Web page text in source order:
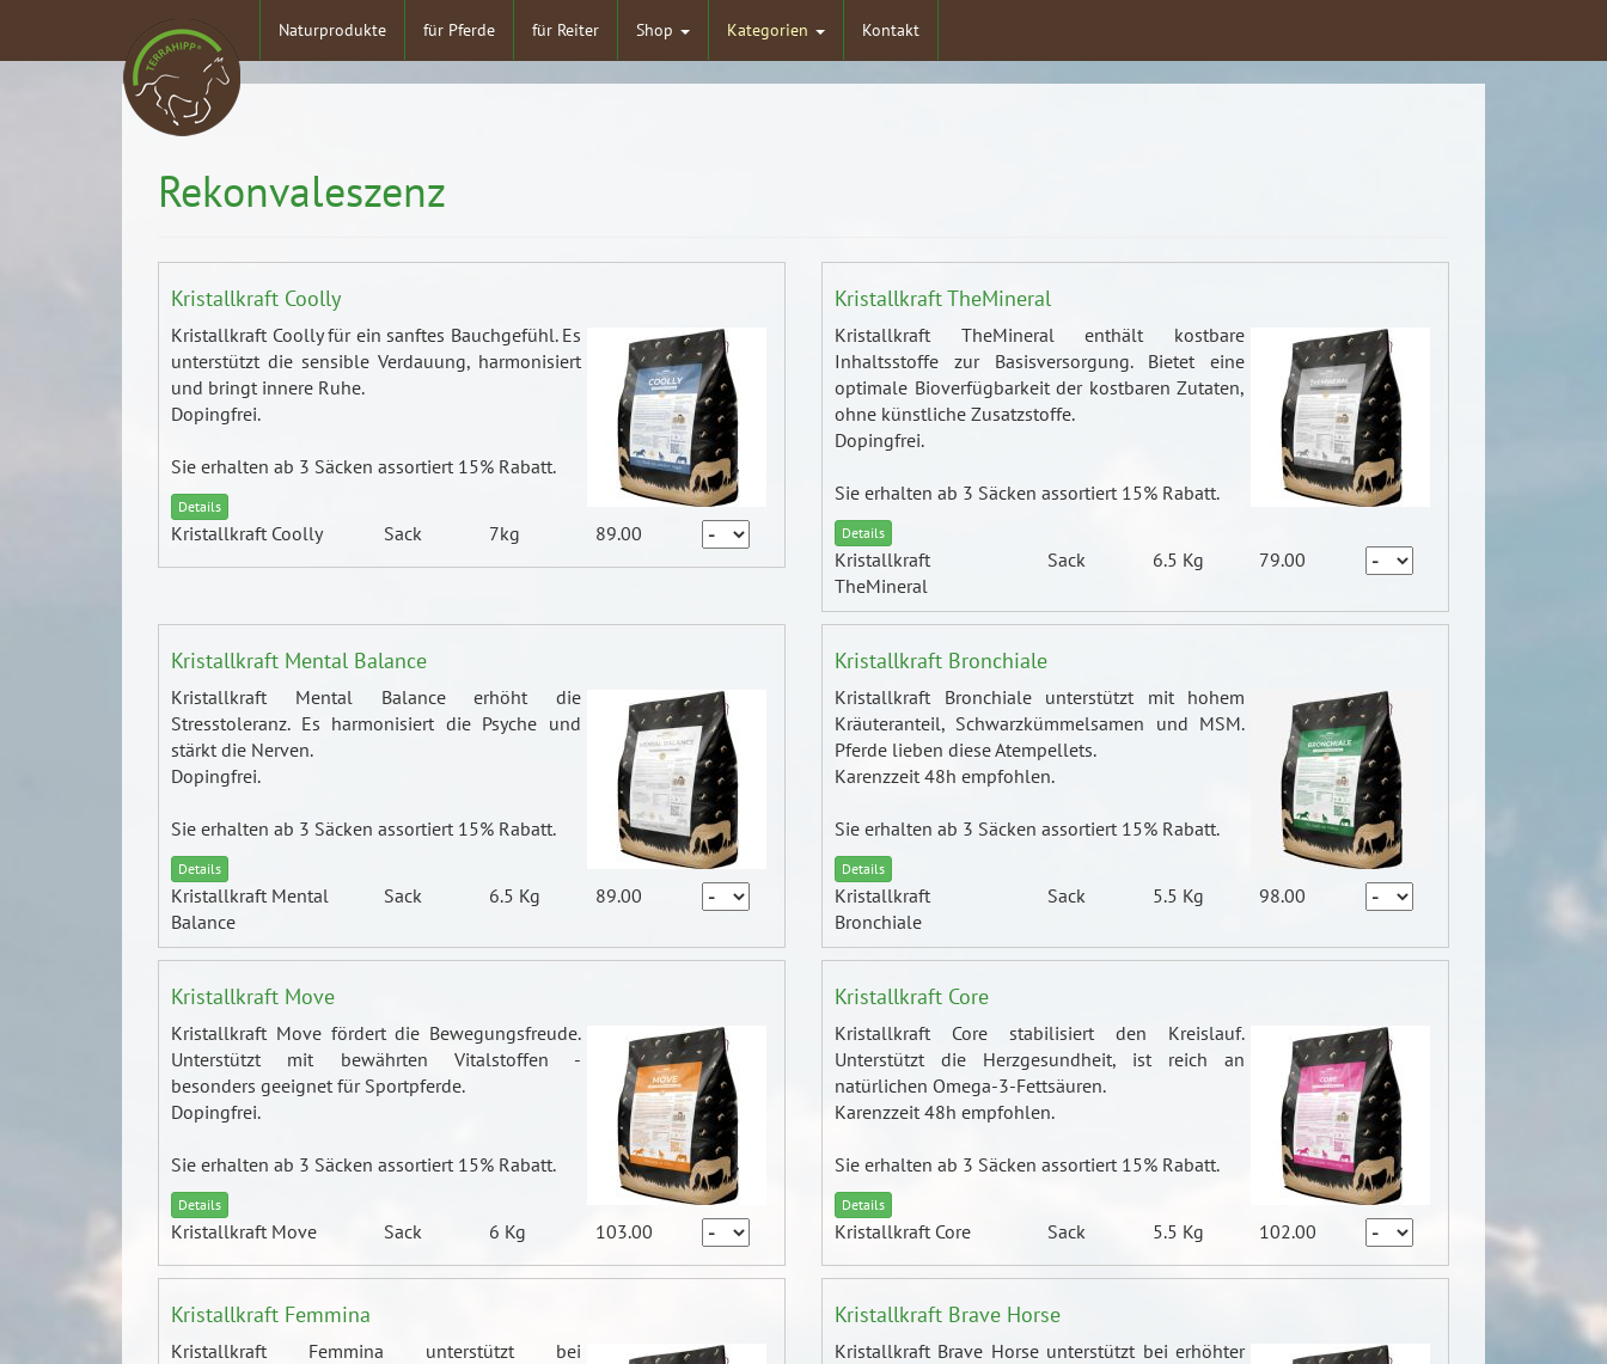
Naturprodukte für Pferde für Reiter Shop Kategorien Kontakt
Rekonvaleszenz
Kristallkraft Coolly
Kristallkraft Coolly für ein sanftes Bauchgefühl. Es
unterstützt die sensible Verdauung, harmonisiert
und bringt innere Ruhe.
Dopingfrei.
Sie erhalten ab 3 Säcken assortiert 15% Rabatt.
Details
Kristallkraft Coolly Sack 7kg 89.00
Kristallkraft TheMineral
Kristallkraft TheMineral enthält kostbare
Inhaltsstoffe zur Basisversorgung. Bietet eine
optimale Bioverfügbarkeit der kostbaren Zutaten,
ohne künstliche Zusatzstoffe.
Dopingfrei.
Sie erhalten ab 3 Säcken assortiert 15% Rabatt.
Details
Kristallkraft
TheMineral
Sack 6.5 Kg 79.00
Kristallkraft Mental Balance
Kristallkraft Mental Balance erhöht die
Stresstoleranz. Es harmonisiert die Psyche und
stärkt die Nerven.
Dopingfrei.
Sie erhalten ab 3 Säcken assortiert 15% Rabatt.
Details
Kristallkraft Mental
Balance
Sack 6.5 Kg 89.00
Kristallkraft Bronchiale
Kristallkraft Bronchiale unterstützt mit hohem
Kräuteranteil, Schwarzkümmelsamen und MSM.
Pferde lieben diese Atempellets.
Karenzzeit 48h empfohlen.
Sie erhalten ab 3 Säcken assortiert 15% Rabatt.
Details
Kristallkraft
Bronchiale
Sack 5.5 Kg 98.00
Kristallkraft Move
Kristallkraft Move fördert die Bewegungsfreude.
Unterstützt mit bewährten Vitalstoffen -
besonders geeignet für Sportpferde.
Dopingfrei.
Sie erhalten ab 3 Säcken assortiert 15% Rabatt.
Details
Kristallkraft Move Sack 6 Kg 103.00
Kristallkraft Core
Kristallkraft Core stabilisiert den Kreislauf.
Unterstützt die Herzgesundheit, ist reich an
natürlichen Omega-3-Fettsäuren.
Karenzzeit 48h empfohlen.
Sie erhalten ab 3 Säcken assortiert 15% Rabatt.
Details
Kristallkraft Core Sack 5.5 Kg 102.00
Kristallkraft Femmina
Kristallkraft Femmina unterstützt bei
Kristallkraft Brave Horse
Kristallkraft Brave Horse unterstützt bei erhöhter